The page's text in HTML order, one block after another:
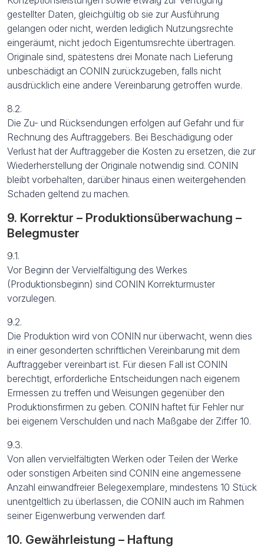
gestellter Daten, gleichgültig ob sie zur Ausführung
gelangen oder nicht, werden lediglich Nutzungsrechte
eingeräumt, nicht jedoch Eigentumsrechte übertragen.
Originale sind, spätestens drei Monate nach Lieferung
unbeschädigt an CONIN zurückzugeben, falls nicht
ausdrücklich eine andere Vereinbarung getroffen wurde.
8.2.
Die Zu- und Rücksendungen erfolgen auf Gefahr und für
Rechnung des Auftraggebers. Bei Beschädigung oder
Verlust hat der Auftraggeber die Kosten zu ersetzen, die zur
Wiederherstellung der Originale notwendig sind. CONIN
bleibt vorbehalten, darüber hinaus einen weitergehenden
Schaden geltend zu machen.
9. Korrektur – Produktionsüberwachung –
Belegmuster
9.1.
Vor Beginn der Vervielfältigung des Werkes
(Produktionsbeginn) sind CONIN Korrekturmuster
vorzulegen.
9.2.
Die Produktion wird von CONIN nur überwacht, wenn dies
in einer gesonderten schriftlichen Vereinbarung mit dem
Auftraggeber vereinbart ist. Für diesen Fall ist CONIN
berechtigt, erforderliche Entscheidungen nach eigenem
Ermessen zu treffen und Weisungen gegenüber den
Produktionsfirmen zu geben. CONIN haftet für Fehler nur
bei eigenem Verschulden und nach Maßgabe der Ziffer 10.
9.3.
Von allen vervielfältigten Werken oder Teilen der Werke
oder sonstigen Arbeiten sind CONIN eine angemessene
Anzahl einwandfreier Belegexemplare, mindestens 10 Stück
unentgeltlich zu überlassen, die CONIN auch im Rahmen
seiner Eigenwerbung verwenden darf.
10. Gewährleistung – Haftung